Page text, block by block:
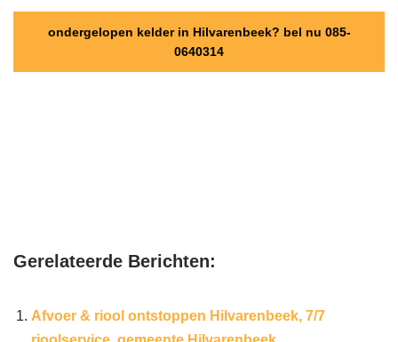
ondergelopen kelder in Hilvarenbeek? bel nu 085-
0640314
Gerelateerde Berichten:
Afvoer & riool ontstoppen Hilvarenbeek, 7/7